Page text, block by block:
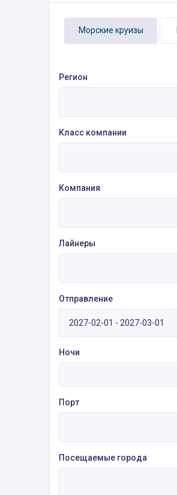
Морские круизы
Регион
Класс компании
Компания
Лайнеры
Отправление
Ночи
Порт
Посещаемые города